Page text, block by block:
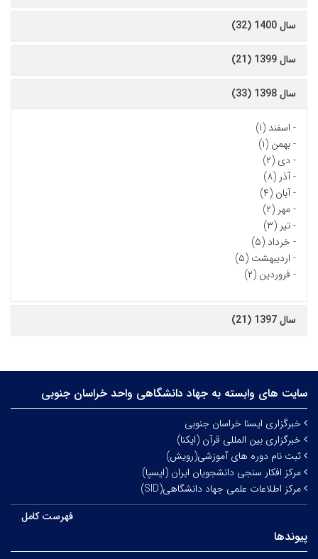
سال 1400 (32)
سال 1399 (21)
سال 1398 (33)
- اسفند (۱)
-بهمن (۱)
- دی (۲)
-آذر (۸)
-آبان (۴)
-مهر (۲)
-تیر (۳)
- خرداد (۵)
- اردیبهشت (۵)
- فروردین (۲)
سال 1397 (21)
سایت های وابسته به جهاد دانشگاهی واحد خراسان جنوبی
خبرگزاری ایسنا خراسان جنوبی
خبرگزاری بین المللی قرآن (ایکنا)
ثبت نام دوره های آموزشی(رویش)
مرکز افکار سنجی دانشجویان ایران (ایسپا)
مرکز اطلاعات علمی جهاد دانشگاهی(SID)
فهرست کامل
پیوندها